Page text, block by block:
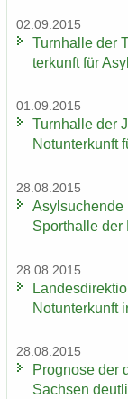
02.09.2015
Turn­hal­le der
ter­kunft für
01.09.2015
Turn­hal­le der
Not­un­ter­kunft
28.08.2015
Asyl­su­chen­de
Sport­hal­le der
28.08.2015
Notunterkunft
28.08.2015
Pro­gno­se der
Sach­sen